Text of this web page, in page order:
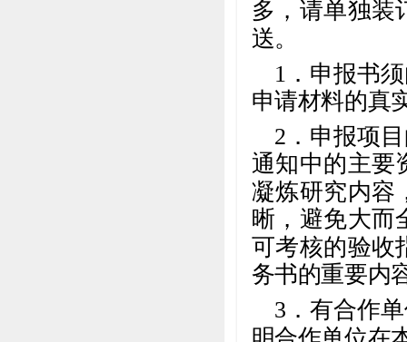
多，请单独装
送。
1．申报书
申请材料的真
2．申报项
通知中的主要
凝炼研究内容
晰，避免大而
可考核的验收
务书的重要内
3．有合作